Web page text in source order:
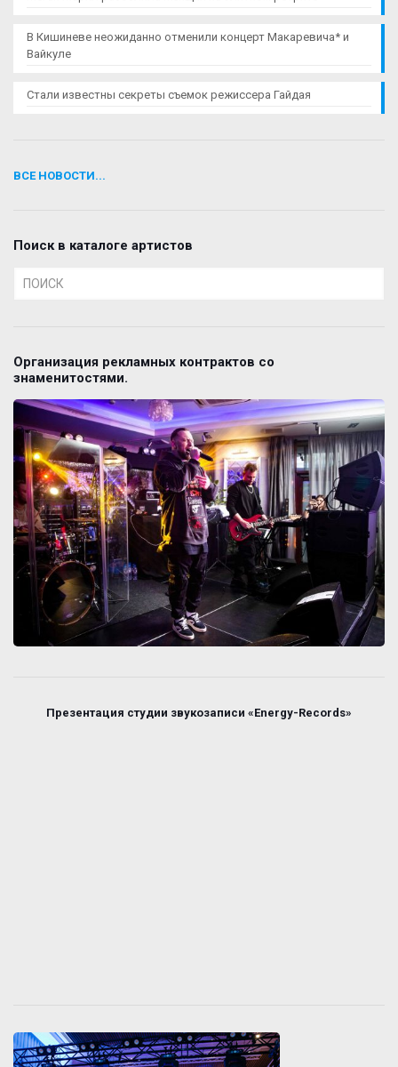
В Кишиневе неожиданно отменили концерт Макаревича* и
Вайкуле
Стали известны секреты съемок режиссера Гайдая
ВСЕ НОВОСТИ...
Поиск в каталоге артистов
Организация рекламных контрактов со
знаменитостями.
Презентация студии звукозаписи «Energy-Records»